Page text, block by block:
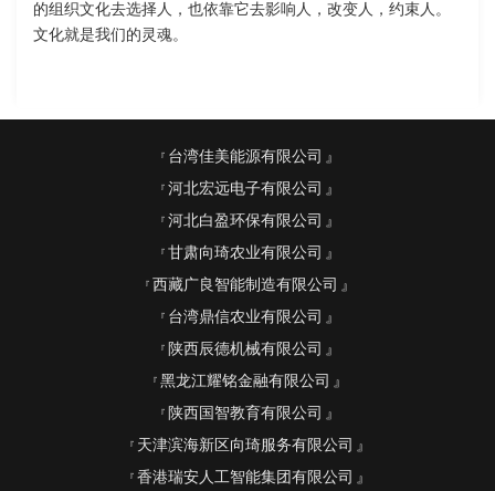
的组织文化去选择人，也依靠它去影响人，改变人，约束人。
文化就是我们的灵魂。
台湾佳美能源有限公司
河北宏远电子有限公司
河北白盈环保有限公司
甘肃向琦农业有限公司
西藏广良智能制造有限公司
台湾鼎信农业有限公司
陕西辰德机械有限公司
黑龙江耀铭金融有限公司
陕西国智教育有限公司
天津滨海新区向琦服务有限公司
香港瑞安人工智能集团有限公司